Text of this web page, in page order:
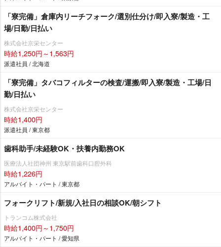
「寮完備」倉庫内リーチフォーク/選別仕分け/即入寮/製造・工
場/日勤/日払い
株式会社京栄センター
時給1,250円～1,563円
派遣社員 / 北海道
「寮完備」タバコフィルターの検査/運搬/即入寮/製造・工場/日
勤/日払い
株式会社京栄センター
時給1,400円
派遣社員 / 東京都
歯科助手/未経験OK・扶養内勤務OK
医療法人社団神州 東京駅前歯科口腔外科
時給1,226円
アルバイト・パート / 東京都
フォークリフト/新規/入社日の相談OK/朝シフト
トランコム株式会社
時給1,400円～1,750円
アルバイト・パート / 愛知県